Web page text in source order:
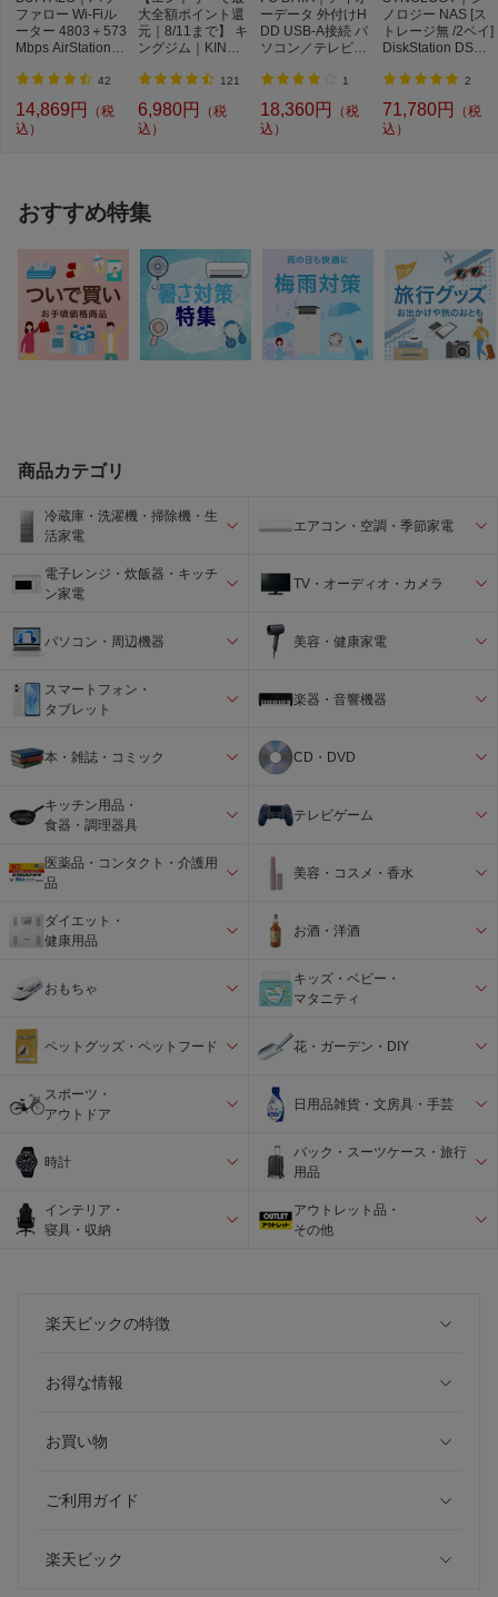
［制限事項］
※一部機能はルーター動作時のみに使
用可能です。詳細は取扱説明書でご確認
※本製品は屋内使用に限ります。
ファロー Wi-Fiル
ーター 4803＋573
Mbps AirStation
カ...
42
14,869円
（税
込）
大全額ポイント還
元｜8/11まで】 キ
ングジム｜KING J
ル...
121
6,980円
（税
込）
ーデータ 外付けH
DD USB-A接続 パ
ソコン／テレビ録
「...
1
18,360円
（税
込）
ノロジー NAS [ス
トレージ無 /2ベイ]
DiskStation DS22
2
71,780円
（税
込）
おすすめ特集
商品カテゴリ
冷蔵庫・洗濯機・掃除機・生
活家電
エアコン・空調・季節家電
電子レンジ・炊飯器・キッチ
ン家電
TV・オーディオ・カメラ
パソコン・周辺機器 美容・健康家電
スマートフォン・
タブレット
楽器・音響機器
本・雑誌・コミック CD・DVD
キッチン用品・
食器・調理器具
テレビゲーム
医薬品・コンタクト・介護用
品
美容・コスメ・香水
ダイエット・
健康用品
お酒・洋酒
おもちゃ
キッズ・ベビー・
マタニティ
ペットグッズ・ペットフード 花・ガーデン・DIY
スポーツ・
アウトドア
日用品雑貨・文房具・手芸
時計
バック・スーツケース・旅行
用品
インテリア・
寝具・収納
アウトレット品・
その他
楽天ビックの特徴
お得な情報
お買い物
ご利用ガイド
楽天ビック